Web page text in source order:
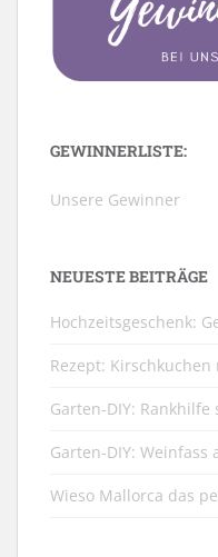
GEWINNERLISTE:
Unsere Gewinner
NEUESTE BEITRÄGE
Hochzeitsgeschenk:
Rezept:
Garten-DIY:
Garten-DIY:
Wieso Mallorca das